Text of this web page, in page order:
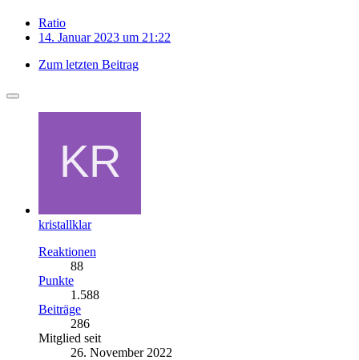
Ratio
14. Januar 2023 um 21:22
Zum letzten Beitrag
kristallklar
Reaktionen
88
Punkte
1.588
Beiträge
286
Mitglied seit
26. November 2022